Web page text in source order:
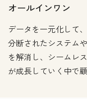
オールインワン
データを一元化して
分断されたシステム
を解消し、シームレ
が成長していく中で